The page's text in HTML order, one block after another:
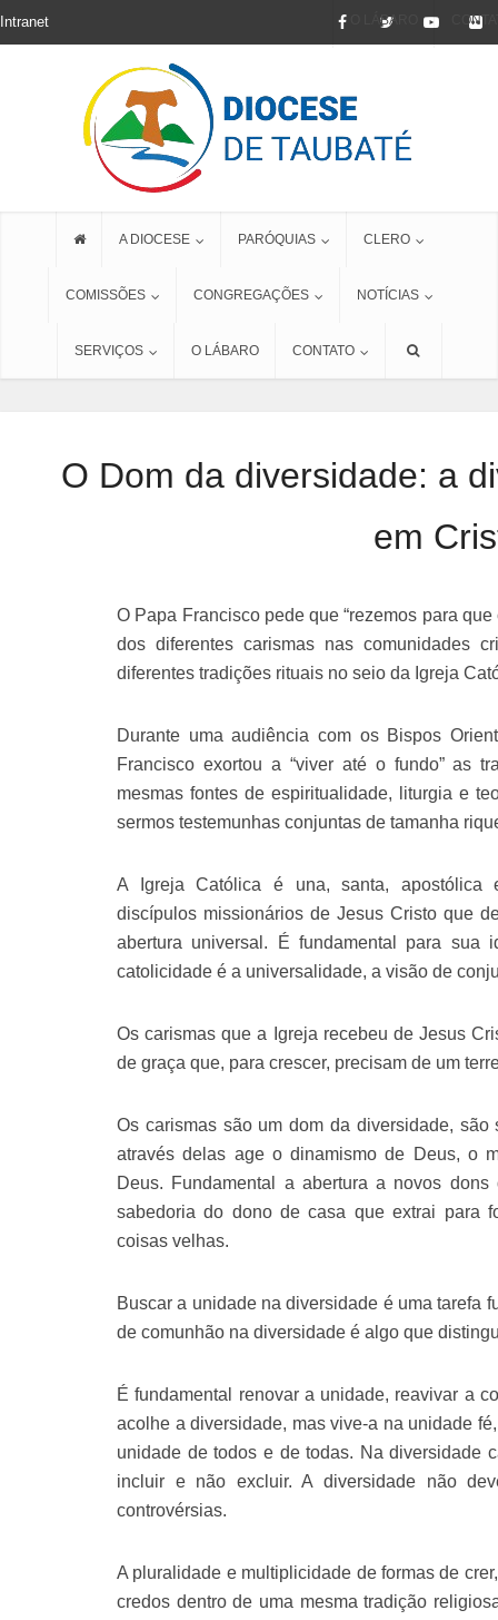
O LÁBARO
Intranet
A DIOCESE PARÓQUIAS CLERO
COMISSÕES CONGREGAÇÕES NOTÍCIAS
SERVIÇOS O LÁBARO CONTATO
O Dom da diversidade: a
em
O Papa Francisco pede que “rezemos para
dos diferentes carismas nas comunidades
diferentes tradições rituais no seio da Igreja
Durante uma audiência com os Bispos
Francisco exortou a “viver até o fundo” as
mesmas fontes de espiritualidade, liturgia e
sermos testemunhas conjuntas de tamanha
A Igreja Católica é una, santa, apostólica
discípulos missionários de Jesus Cristo que
abertura universal. É fundamental para sua
catolicidade é a universalidade, a visão de
Os carismas que a Igreja recebeu de Jesus
de graça que, para crescer, precisam de um
Os carismas são um dom da diversidade,
através delas age o dinamismo de Deus, o
Deus. Fundamental a abertura a novos
sabedoria do dono de casa que extrai para
coisas velhas.
Buscar a unidade na diversidade é uma tarefa
de comunhão na diversidade é algo que
É fundamental renovar a unidade, reavivar a
acolhe a diversidade, mas vive-a na unidade
unidade de todos e de todas. Na diversidade
incluir e não excluir. A diversidade não
controvérsias.
A pluralidade e multiplicidade de formas de
credos dentro de uma mesma tradição